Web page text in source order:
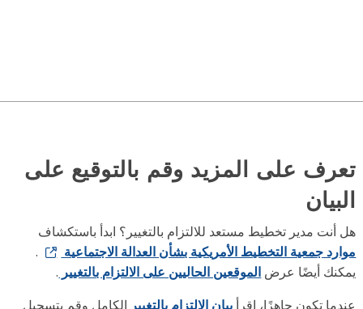
على المزيد وقم بالتوقيع على
مدير تخطيط مستعد للالتزام بالتغيير؟ ابدأ باستكشاف
جمعية التخطيط الأمريكية بشأن العدالة الاجتماعية
.
أيضًا عرضالموقعين الحاليين على الالتزام بالتغيير.
تكون جاهزًا، اقرأبيان الالتزام بالتغييرالكامل وقم بتسجيل